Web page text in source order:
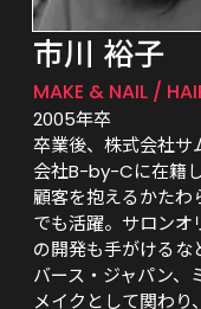
市川 裕子
MAKE & NAIL /
2005年卒
卒業後、株式会社サ
会社B-by-Cに在籍
顧客を抱えるかたわ
でも活躍。サロンオ
の開発も手がけるな
バース・ジャパン、
メイクとして関わり